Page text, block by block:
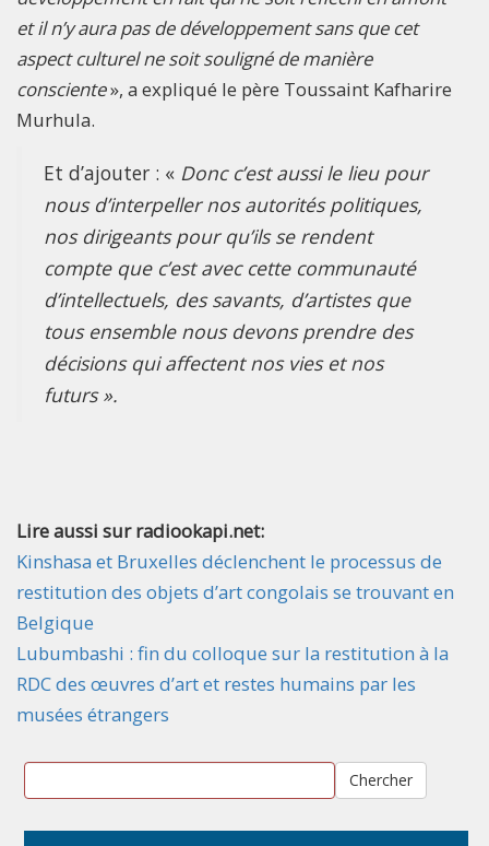
et il n’y aura pas de développement sans que cet
aspect culturel ne soit souligné de manière
consciente», a expliqué le père Toussaint Kafharire
Murhula.
Et d’ajouter : « Donc c’est aussi le lieu pour
nous d’interpeller nos autorités politiques,
nos dirigeants pour qu’ils se rendent
compte que c’est avec cette communauté
d’intellectuels, des savants, d’artistes que
tous ensemble nous devons prendre des
décisions qui affectent nos vies et nos
futurs ».
Lire aussi sur radiookapi.net:
Kinshasa et Bruxelles déclenchent le processus de
restitution des objets d’art congolais se trouvant en
Belgique
Lubumbashi : fin du colloque sur la restitution à la
RDC des œuvres d’art et restes humains par les
musées étrangers
Chercher